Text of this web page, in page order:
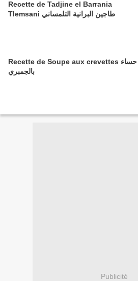
Recette de Tadjine el Barrania
Tlemsani ​​​​​​​طاجين البرانية التلمساني
Recette de Soupe aux crevettes حساء
بالجمبري
Publicité